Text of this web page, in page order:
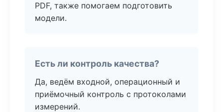
PDF, также помогаем подготовить
модели.
Есть ли контроль качества?
Да, ведём входной, операционный и
приёмочный контроль с протоколами
измерений.